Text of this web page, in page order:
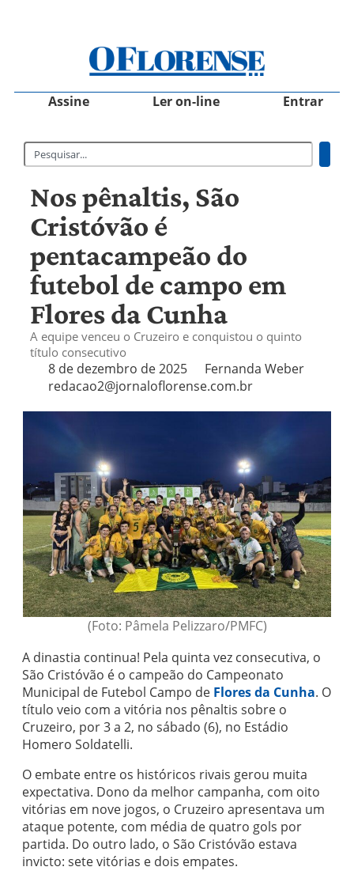
Assine Ler on-line Entrar
Nos pênaltis, São
Cristóvão é
pentacampeão do
futebol de campo em
Flores da Cunha
A equipe venceu o Cruzeiro e conquistou o quinto
título consecutivo
8 de dezembro de 2025
Fernanda Weber
redacao2@jornaloflorense.com.br
(Foto: Pâmela Pelizzaro/PMFC)
A dinastia continua! Pela quinta vez consecutiva, o
São Cristóvão é o campeão do Campeonato
Municipal de Futebol Campo de Flores da Cunha. O
título veio com a vitória nos pênaltis sobre o
Cruzeiro, por 3 a 2, no sábado (6), no Estádio
Homero Soldatelli.
O embate entre os históricos rivais gerou muita
expectativa. Dono da melhor campanha, com oito
vitórias em nove jogos, o Cruzeiro apresentava um
ataque potente, com média de quatro gols por
partida. Do outro lado, o São Cristóvão estava
invicto: sete vitórias e dois empates.